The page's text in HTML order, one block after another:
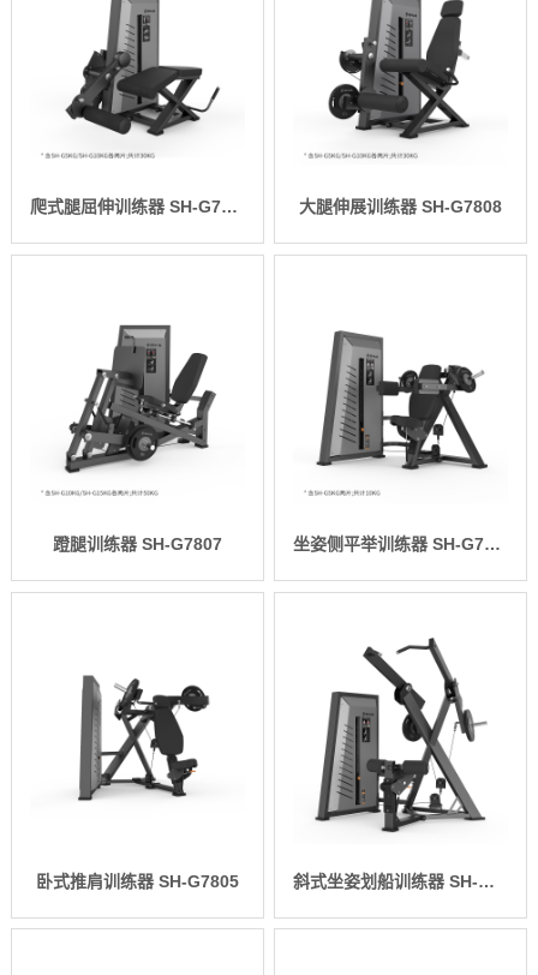
爬式腿屈伸训练器 SH-G7809 大腿伸展训练器 SH-G7808
蹬腿训练器 SH-G7807 坐姿侧平举训练器 SH-G7806
卧式推肩训练器 SH-G7805 斜式坐姿划船训练器 SH-G7804